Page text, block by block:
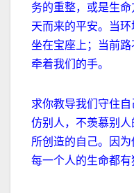
务的重整，或是生
天而来的平安。当
坐在宝座上；当前
牵着我们的手。
求你教导我们守住
仿别人，不羡慕别
所创造的自己。因
每一个人的生命都有